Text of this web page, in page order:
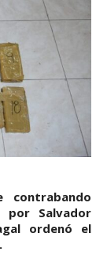
por Salvador
ordenó el